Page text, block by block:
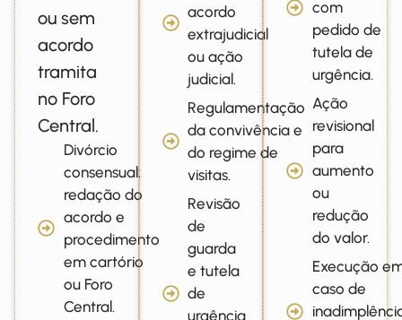
ou sem
acordo
tramita
no Foro
Central.
Divórcio
consensual:
redação do
acordo e
procedimento
em cartório
ou Foro
Central.
acordo
extrajudicial
ou ação
judicial.
Regulamentação
da convivência e
do regime de
visitas.
Revisão
de
guarda
e tutela
de
urgência
com
pedido de
tutela de
urgência.
Ação
revisional
para
aumento
ou
redução
do valor.
Execução
caso de